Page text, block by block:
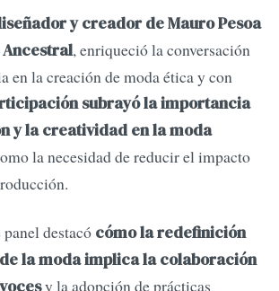
y creador de Mauro Pesoa
, enriqueció la conversación
en la creación de moda ética y con
subrayó la importancia
y la creatividad en la moda
la necesidad de reducir el impacto
destacó cómo la redefinición
la moda implica la colaboración
y la adopción de prácticas